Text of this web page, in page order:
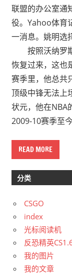
路。
联盟的办公室通
役。Yahoo体育
一消息。姚明选
按照沃纳罗斯
恢复过来，这也
赛季里，他总共
顶级中锋无法
状元，他在NBA
2009-10赛季至
READ MORE
分类
CSGO
index
光标阅读机
反恐精英
我的图片
我的文章